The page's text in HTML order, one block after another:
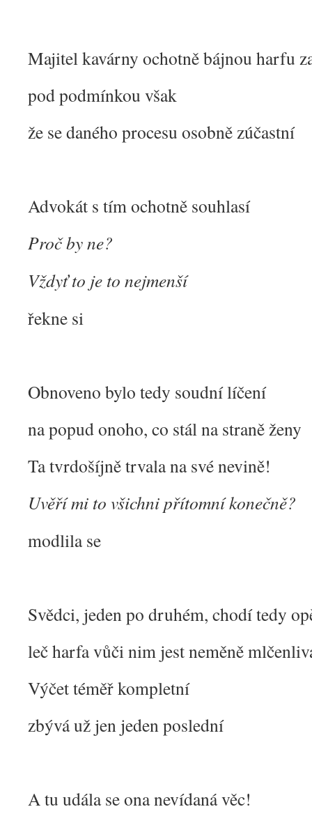
Majitel kavárny ochotně bájnou harfu
pod podmínkou však
že se daného procesu osobně zúčastní
Advokát s tím ochotně souhlasí
Proč by ne?
Vždyť to je to nejmenší
řekne si
Obnoveno bylo tedy soudní líčení
na popud onoho, co stál na straně ženy
Ta tvrdošíjně trvala na své nevině!
Uvěří mi to všichni přítomní konečně?
modlila se
Svědci, jeden po druhém, chodí tedy
leč harfa vůči nim jest neměně
Výčet téměř kompletní
zbývá už jen jeden poslední
A tu udála se ona nevídaná věc!